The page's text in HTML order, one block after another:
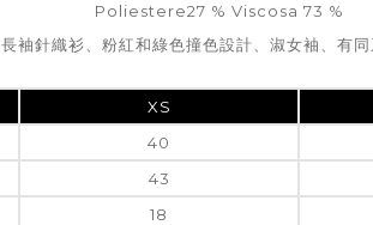
Poliestere27 % Viscosa 73 %
長袖針織衫、粉紅和綠色撞色設計、淑女袖、有
XS
40
43
18